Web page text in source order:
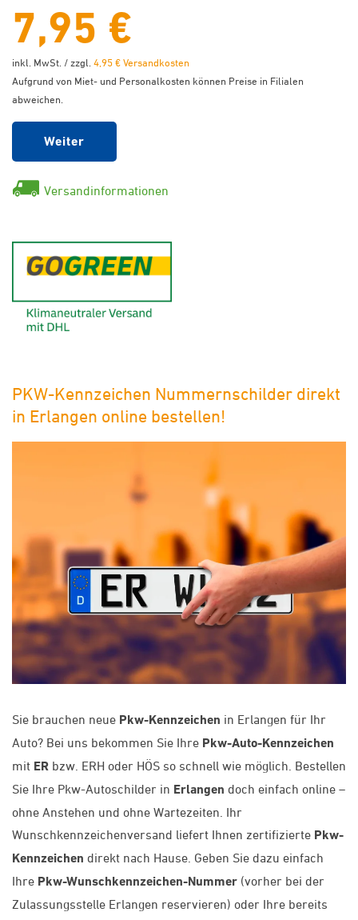
7,95 €
inkl. MwSt. / zzgl. 4,95 € Versandkosten
Aufgrund von Miet- und Personalkosten können Preise in Filialen
abweichen.
Weiter
Versandinformationen
PKW-Kennzeichen Nummernschilder direkt
in Erlangen online bestellen!
Sie brauchen neue Pkw-Kennzeichen in Erlangen für Ihr
Auto? Bei uns bekommen Sie Ihre Pkw-Auto-Kennzeichen
mit ER bzw. ERH oder HÖS so schnell wie möglich. Bestellen
Sie Ihre Pkw-Autoschilder in Erlangen doch einfach online –
ohne Anstehen und ohne Wartezeiten. Ihr
Wunschkennzeichenversand liefert Ihnen zertifizierte Pkw-
Kennzeichen direkt nach Hause. Geben Sie dazu einfach
Ihre Pkw-Wunschkennzeichen-Nummer (vorher bei der
Zulassungsstelle Erlangen reservieren) oder Ihre bereits